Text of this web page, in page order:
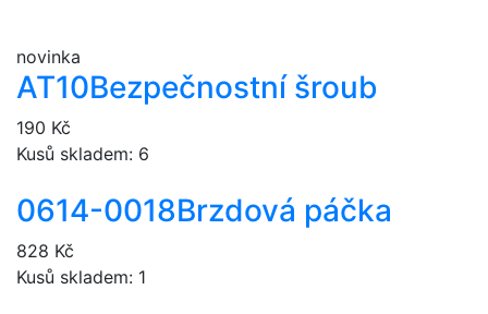
novinka
AT10Bezpečnostní šroub
190 Kč
Kusů skladem: 6
0614-0018Brzdová páčka
828 Kč
Kusů skladem: 1